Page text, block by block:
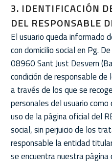
3. IDENTIFICACIÓN
DEL RESPONSABLE
El usuario queda informado
con domicilio social en Pg.
08960 Sant Just Desvern
condición de responsable
a través de los que se
personales del usuario
uso de la página oficial del
social, sin perjuicio de los
responsable la entidad
se encuentra nuestra página